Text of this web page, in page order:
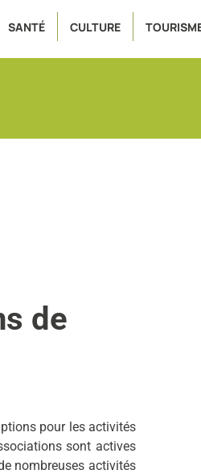
SANTÉ CULTURE
de
pour les activités
sont actives
nombreuses activités